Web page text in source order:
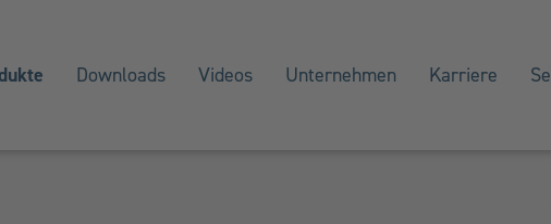
Downloads Videos Unternehmen Karriere